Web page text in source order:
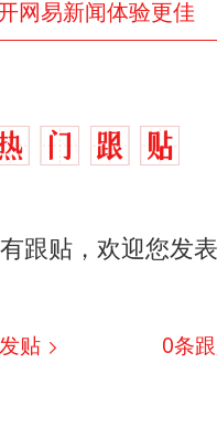
网易新闻体验更佳
跟贴，欢迎您发
贴 0条